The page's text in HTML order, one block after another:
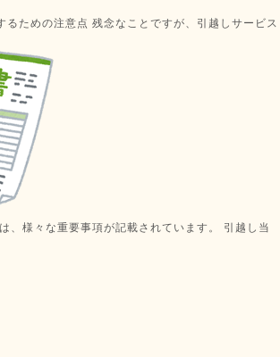
るための注意点 残念なことですが、引越しサービス
、様々な重要事項が記載されています。 引越し当